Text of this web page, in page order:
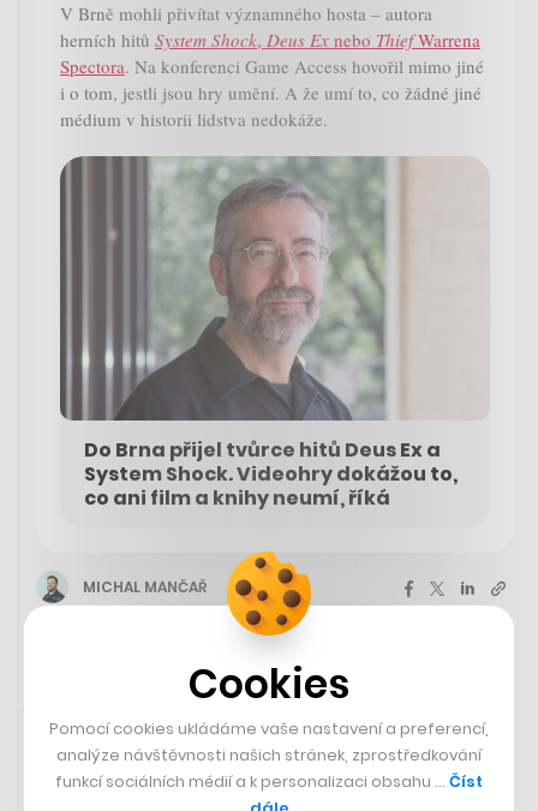
V Brně mohli přivítat významného hosta – autora
herních hitů System Shock, Deus Ex nebo ThiefWarrena
Spectora. Na konferenci Game Access hovořil mimo jiné
i o tom, jestli jsou hry umění. A že umí to, co žádné jiné
médium v historii lidstva nedokáže.
Do Brna přijel tvůrce hitů Deus Ex a
System Shock. Videohry dokážou to,
co ani film a knihy neumí, říká
MICHAL MANČAŘ
Cookies
Pomocí cookies ukládáme vaše nastavení a preferencí,
analýze návštěvnosti našich stránek, zprostředkování
funkcí sociálních médií a k personalizaci obsahu … Číst